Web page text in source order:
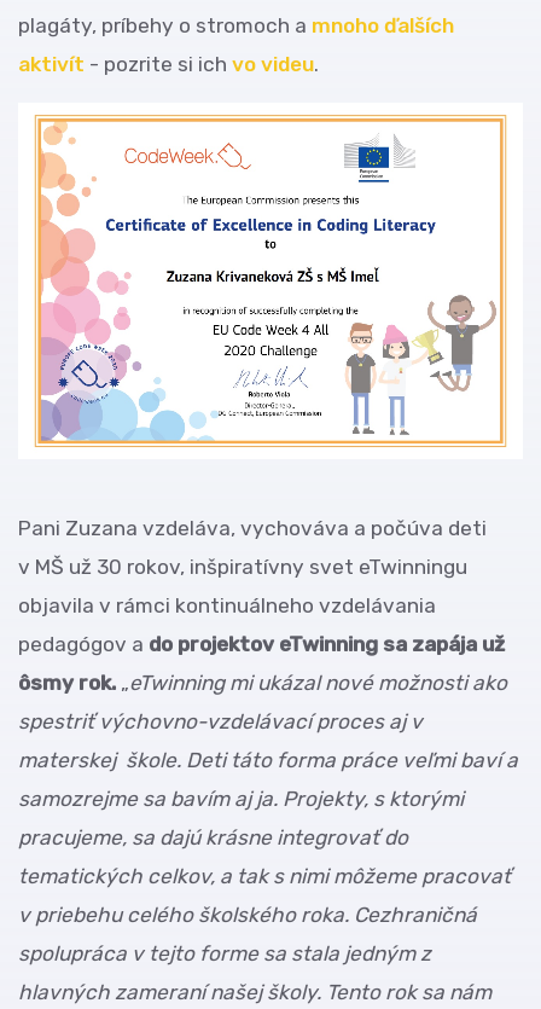
plagáty, príbehy o stromoch a mnoho ďalších
aktivít - pozrite si ich vo videu.
Pani Zuzana vzdeláva, vychováva a počúva deti
v MŠ už 30 rokov, inšpiratívny svet eTwinningu
objavila v rámci kontinuálneho vzdelávania
pedagógov a do projektov eTwinning sa zapája už
ôsmy rok. „eTwinning mi ukázal nové možnosti ako
spestriť výchovno-vzdelávací proces aj v
materskej škole. Deti táto forma práce veľmi baví a
samozrejme sa bavím aj ja. Projekty, s ktorými
pracujeme, sa dajú krásne integrovať do
tematických celkov, a tak s nimi môžeme pracovať
v priebehu celého školského roka. Cezhraničná
spolupráca v tejto forme sa stala jedným z
hlavných zameraní našej školy. Tento rok sa nám